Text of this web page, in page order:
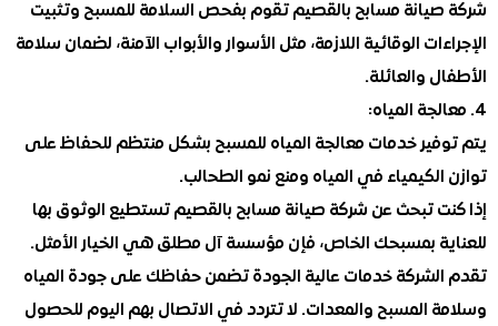
مسابح بالقصيم تقوم بفحص السلامة للمسبح وتثبيت
الوقائية اللازمة، مثل الأسوار والأبواب الآمنة، لضمان سلامة
والعائلة.
خدمات معالجة المياه للمسبح بشكل منتظم للحفاظ على
في المياه ومنع نمو الطحالب.
تبحث عن شركة صيانة مسابح بالقصيم تستطيع الوثوق بها
بمسبحك الخاص، فإن مؤسسة آل مطلق هي الخيار الأمثل.
خدمات عالية الجودة تضمن حفاظك على جودة المياه
المسبح والمعدات. لا تتردد في الاتصال بهم اليوم للحصول